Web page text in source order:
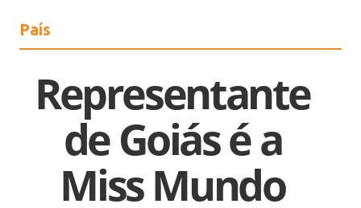
País
Representante
de Goiás é a
Miss Mundo